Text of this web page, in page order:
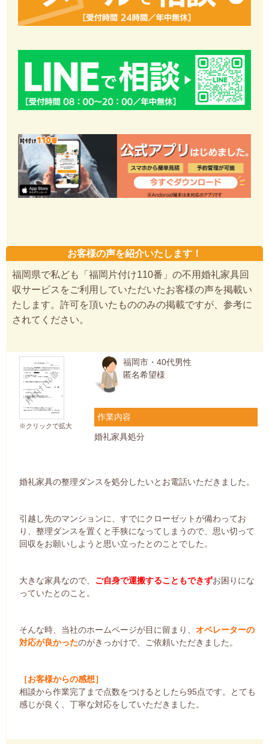
お客様の声を紹介いたします！
福岡県で私ども「福岡片付け110番」の不用婚礼家具回
収サービスをご利用していただいたお客様の声を掲載い
たします。許可を頂いたもののみの掲載ですが、参考に
されてください。
※クリックで拡大
福岡市・40代男性
匿名希望様
作業内容
婚礼家具処分
婚礼家具の整理ダンスを処分したいとお電話いただきました。
引越し先のマンションに、すでにクローゼットが備わってお
り、整理ダンスを置くと手狭になってしまうので、思い切って
回収をお願いしようと思い立ったとのことでした。
大きな家具なので、 ご自身で運搬することもできずお困りにな
っていたとのこと。
そんな時、当社のホームページが目に留まり、 オペレーターの
対応が良かったのがきっかけで、ご依頼いただきました。
［お客様からの感想］
相談から作業完了まで点数をつけるとしたら95点です。とても
感じが良く、丁寧な対応をしていただきました。